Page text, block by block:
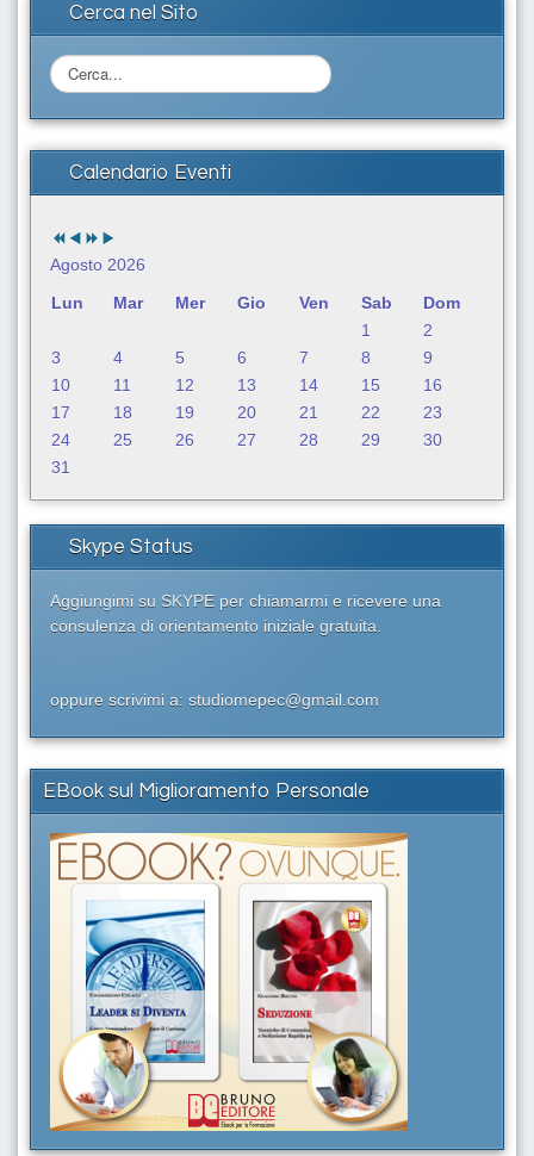
Cerca nel Sito
C
e
Calendario Eventi
Agosto 2026
Lun
Mar Mer Gio Ven Sab
Dom
1
2
3
4 5 6 7 8
9
10
11 12 13 14 15
16
17
18 19 20 21 22
23
24
25 26 27 28 29
30
31
Skype Status
Aggiungimi su SKYPE per chiamarmi e ricevere una
consulenza di orientamento iniziale gratuita.
oppure scrivimi a: studiomepec@gmail.com
EBook sul Miglioramento Personale